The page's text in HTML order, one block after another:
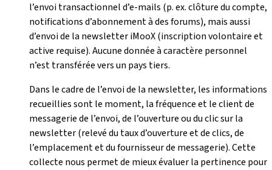
l’envoi transactionnel d’e-mails (p. ex. clôture du compte,
notifications d’abonnement à des forums), mais aussi
d’envoi de la newsletter iMooX (inscription volontaire et
active requise). Aucune donnée à caractère personnel
n’est transférée vers un pays tiers.
Dans le cadre de l’envoi de la newsletter, les informations
recueillies sont le moment, la fréquence et le client de
messagerie de l’envoi, de l’ouverture ou du clic sur la
newsletter (relevé du taux d’ouverture et de clics, de
l’emplacement et du fournisseur de messagerie). Cette
collecte nous permet de mieux évaluer la pertinence pour